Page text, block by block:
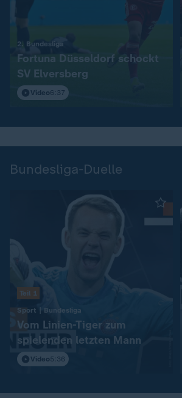
2. Bundesliga
Fortuna Düsseldorf schockt
SV Elversberg
Video6:37
Bundesliga-Duelle
Teil 1
Sport | Bundesliga
Vom Linien-Tiger zum
spielenden letzten Mann
Video5:36